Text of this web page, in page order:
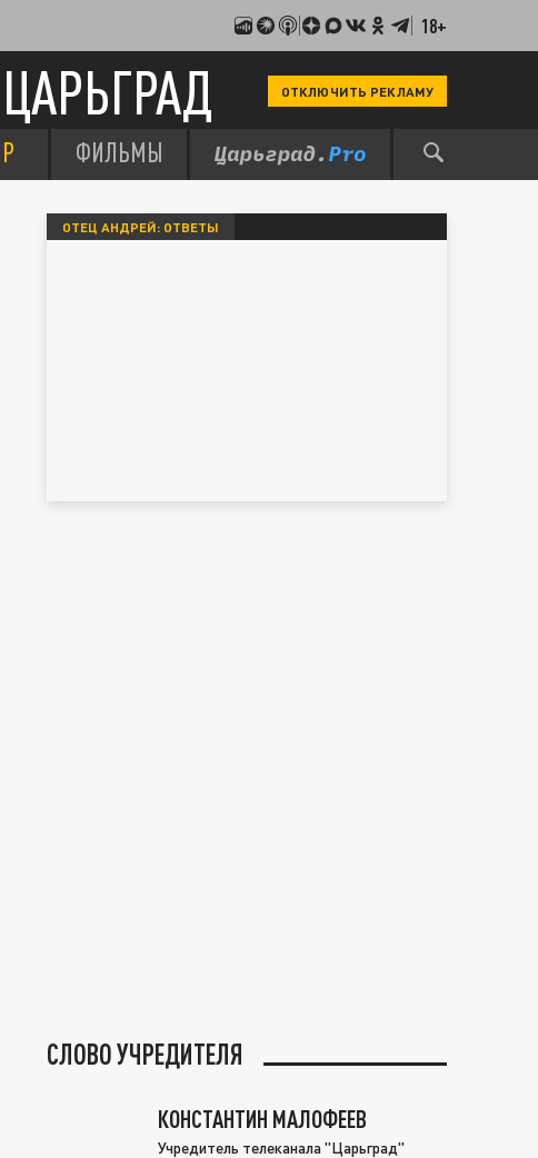
18+
ЦАРЬГРАД ОТКЛЮЧИТЬ РЕКЛАМУ
ФИЛЬМЫ
ОТЕЦ АНДРЕЙ: ОТВЕТЫ
СЛОВО УЧРЕДИТЕЛЯ
КОНСТАНТИН МАЛОФЕЕВ
Учредитель телеканала "Царьград"